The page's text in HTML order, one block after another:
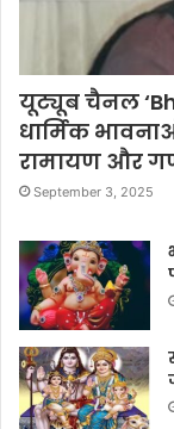
यूट्यूब चैनल
धार्मिक
रामायण और
September 3, 2025